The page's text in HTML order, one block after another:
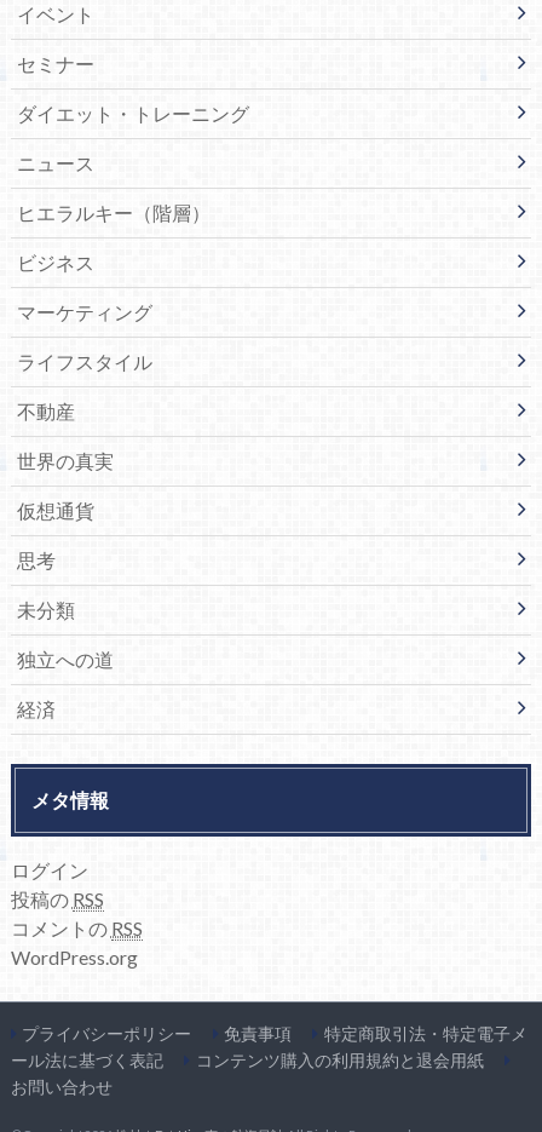
イベント
セミナー
ダイエット・トレーニング
ニュース
ヒエラルキー（階層）
ビジネス
マーケティング
ライフスタイル
不動産
世界の真実
仮想通貨
思考
未分類
独立への道
経済
メタ情報
ログイン
投稿の RSS
コメントの RSS
WordPress.org
プライバシーポリシー 免責事項
特定商取引法・特定電子メ
ール法に基づく表記
コンテンツ購入の利用規約と退会用紙
お問い合わせ